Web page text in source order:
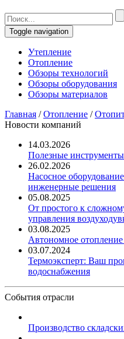
Toggle navigation
Утепление
Отопление
Обзоры технологий
Обзоры оборудования
Обзоры материалов
Главная /Отопление /
Новости компаний
14.03.2026
Полезные
26.02.2026
Насосное
инженерные решения
05.08.2025
От простого к
управления
03.08.2025
Автономное отопление
03.07.2024
Термоэксперт: Ваш
водоснабжения
События отрасли
Производство